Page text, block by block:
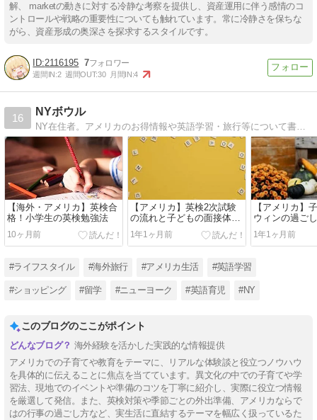
解、 marketの動きに対する冷静な考察を提供し、資産運用に伴う感情のコ
ントロールや戦略の重要性についても触れています。常に冷静さを保ちな
がら、資産形成の奥深さを探求するスタイルです。
2116195 7
週間IN:2 週間OUT:30 月間IN:4
16
NYボウル
NY在住者。アメリカのお得情報や英語学習・旅行等について書きます。NYのコミュニティーカレッジ卒業
【海外・アメリカ】英検合
格！小学生の英検勉強法
10ヶ月前
【アメリカ】英検2次試験
の流れと子どもの面接体験
談
1年1ヶ月前
【アメリカ】
ウィンの過ご
仕方
1年1ヶ月前
#ライフスタイル #海外旅行 #アメリカ生活 #英語学習
#ショッピング #留学 #ニューヨーク #英語育児 #NY
このブログのここがポイント
海外経験を活かした実践的な情報提供
アメリカでの子育てや教育をテーマに、リアルな体験談と役立つノウハウ
を具体的に伝えることに焦点を当てています。異文化の中での子育てや学
習法、現地でのイベントや準備のコツを丁寧に紹介し、実際に役立つ情報
を厳選して発信。また、英検対策や季節ごとの外出準備、アメリカならで
はの行事の過ごし方など、実生活に直結するテーマを幅広く扱っているた